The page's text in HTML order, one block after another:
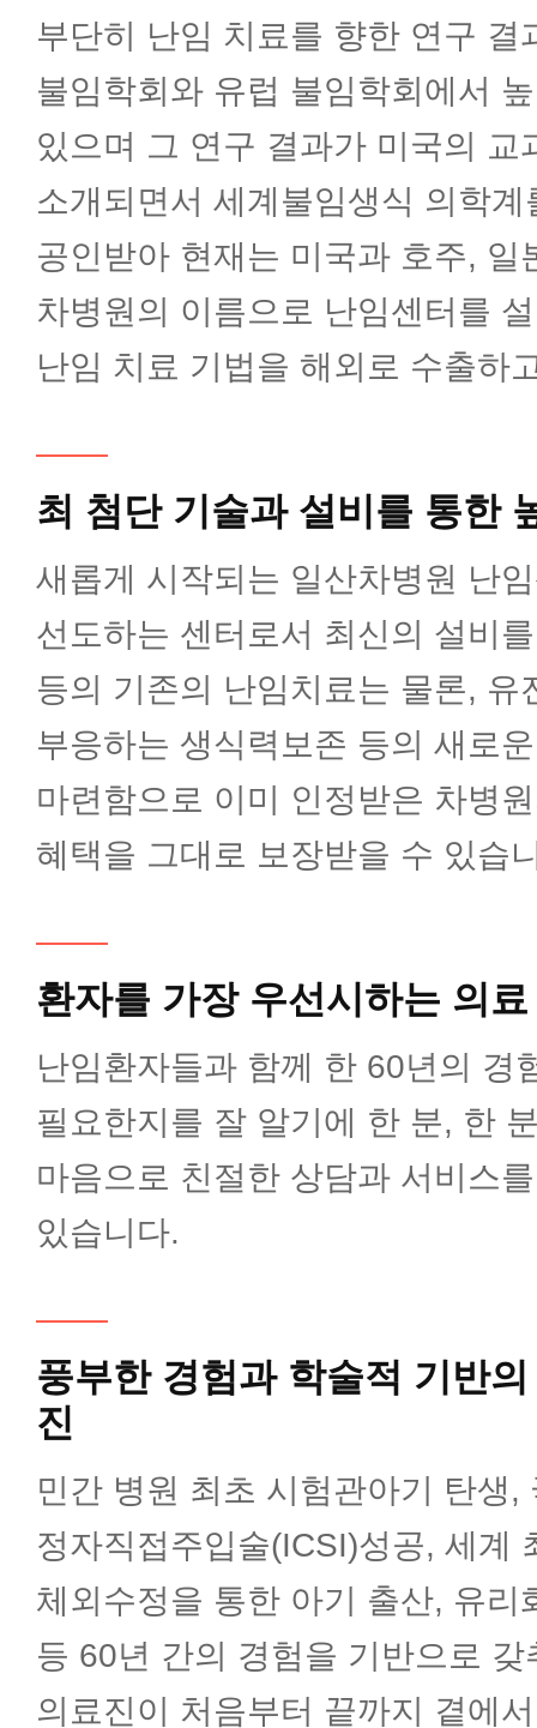
호흡기내과
신장내과
신경과
감염내과
한방내과
외과(갑상선암센터)
외과(유방암센터)
외과(대장항문)
성형외과
소아청소년과
비뇨의학과
정신건강의학과
가정의학과
마취통증의학과
영상의학과
부단히 난임 치료를 향한 연구 결
불임학회와 유럽 불임학회에서
있으며 그 연구 결과가 미국의 교
소개되면서 세계불임생식 의학
공인받아 현재는 미국과 호주, 일
차병원의 이름으로 난임센터를
난임 치료 기법을 해외로 수출하
최 첨단 기술과 설비를 통한
새롭게 시작되는 일산차병원 난
선도하는 센터로서 최신의 설비
등의 기존의 난임치료는 물론, 유
부응하는 생식력보존 등의 새로
마련함으로 이미 인정받은 차병
혜택을 그대로 보장받을 수 있습
환자를 가장 우선시하는 의
난임환자들과 함께 한 60년의 경
필요한지를 잘 알기에 한 분, 한
마음으로 친절한 상담과 서비스
있습니다.
풍부한 경험과 학술적 기반
진
민간 병원 최초 시험관아기 탄생,
정자직접주입술(ICSI)성공, 세계
체외수정을 통한 아기 출산, 유리
등 60년 간의 경험을 기반으로
의료진이 처음부터 끝까지 곁에